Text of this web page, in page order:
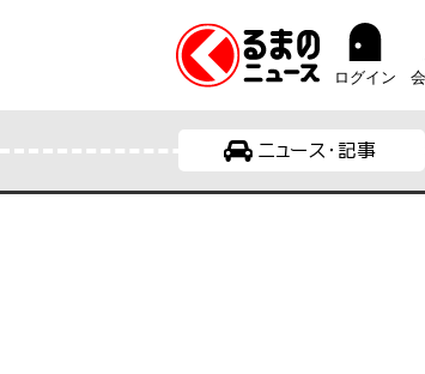
ログイン
ニュース・記事